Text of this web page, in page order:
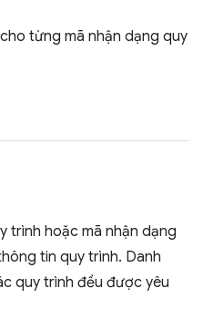
từng mã nhận dạng quy
trình hoặc mã nhận dạng
tin quy trình. Danh
quy trình đều được yêu